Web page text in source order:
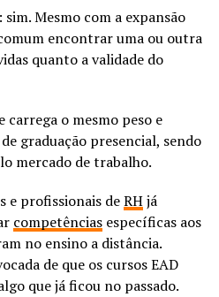
Mesmo com a expansão
encontrar uma ou outra
quanto a validade do
carrega o mesmo peso e
graduação presencial, sendo
mercado de trabalho.
e profissionais deRHjá
competênciasespecíficas aos
no ensino a distância.
de que os cursos EAD
que já ficou no passado.